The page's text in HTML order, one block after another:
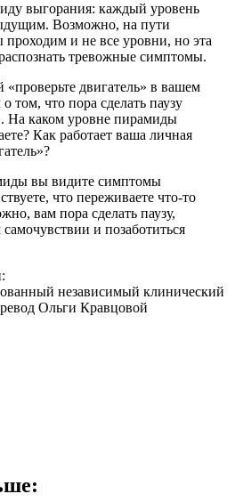
выгорания: каждый уровень
Возможно, на пути
и не все уровни, но эта
тревожные симптомы.
двигатель» в вашем
том, что пора сделать паузу
На каком уровне пирамиды
Как работает ваша личная
вы видите симптомы
что переживаете что-то
вам пора сделать паузу,
и позаботиться
независимый клинический
Ольги Кравцовой